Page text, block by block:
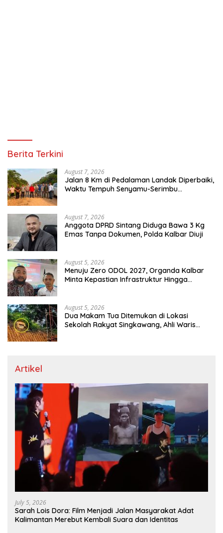
Berita Terkini
August 7, 2026
Jalan 8 Km di Pedalaman Landak Diperbaiki,
Waktu Tempuh Senyamu-Serimbu
August 7, 2026
Anggota DPRD Sintang Diduga Bawa 3 Kg
Emas Tanpa Dokumen, Polda Kalbar Diuji
August 5, 2026
Menuju Zero ODOL 2027, Organda Kalbar
Minta Kepastian Infrastruktur Hingga
August 5, 2026
Dua Makam Tua Ditemukan di Lokasi
Sekolah Rakyat Singkawang, Ahli Waris
Artikel
July 5, 2026
Sarah Lois Dora: Film Menjadi Jalan Masyarakat Adat
Kalimantan Merebut Kembali Suara dan Identitas